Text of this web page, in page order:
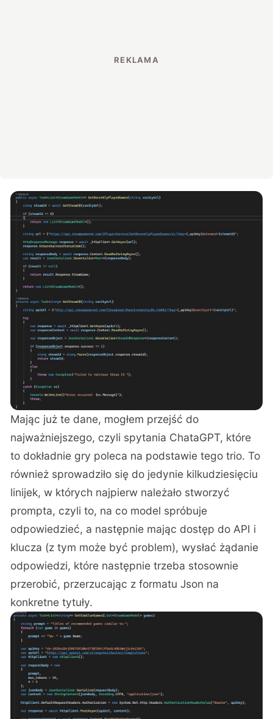
Mając już te dane, mogłem przejść do
najważniejszego, czyli spytania ChataGPT, które
to dokładnie gry poleca na podstawie tego trio. To
również sprowadziło się do jedynie kilkudziesięciu
linijek, w których najpierw należało stworzyć
prompta, czyli to, na co model spróbuje
odpowiedzieć, a następnie mając dostęp do API i
klucza (z tym może być problem), wysłać żądanie
odpowiedzi, które następnie trzeba stosownie
przerobić, przerzucając z formatu Json na
konkretne tytuły.